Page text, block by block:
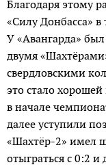
Благодаря этому
«Силу Донбасса» в
У «Авангарда»
двумя
свердловскими
это стало
в начале
далее уступили
«Шахтёр-2» имел
отыграться с 0:2